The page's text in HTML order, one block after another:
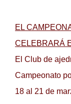
EL
CELEBRARÁ
El Club de
Campeonato
18 al 21 de